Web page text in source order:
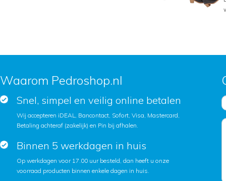
Waarom Pedroshop.nl
Snel, simpel en veilig online betalen
Wij accepteren iDEAL, Bancontact, Sofort, Visa, Mastercard,
Betaling achteraf (zakelijk) en Pin bij afhalen.
Binnen 5 werkdagen in huis
Op werkdagen voor 17.00 uur besteld, dan heeft u onze
voorraad producten binnen enkele dagen in huis.